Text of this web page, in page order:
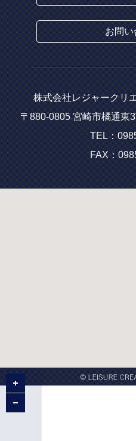
お問い
株式会社レジャークリ
〒880-0805 宮崎市橘通東
TEL：
FAX：